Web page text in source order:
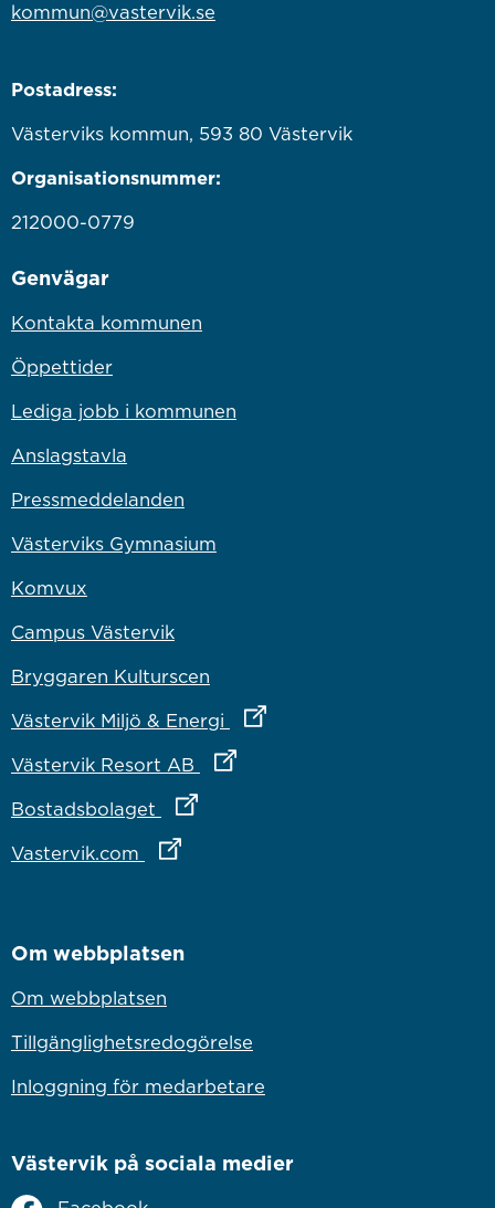
kommun@vastervik.se
Postadress:
Västerviks kommun, 593 80 Västervik
Organisationsnummer:
212000-0779
Genvägar
Kontakta kommunen
Öppettider
Lediga jobb i kommunen
Anslagstavla
Pressmeddelanden
Västerviks Gymnasium
Komvux
Campus Västervik
Bryggaren Kulturscen
Västervik Miljö & Energi
Länk till annan webbplats
Västervik Resort AB Länk till annan webbplats
Bostadsbolaget Länk till annan webbplats
Vastervik.com Länk till annan webbplats
Om webbplatsen
Om webbplatsen
Tillgänglighetsredogörelse
Inloggning för medarbetare
Västervik på sociala medier